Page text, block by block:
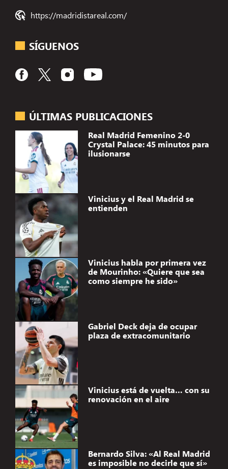
ÚLTIMAS PUBLICACIONES
Real Madrid Femenino 2-0
Crystal Palace: 45 minutos para
ilusionarse
Vinicius y el Real Madrid se
entienden
Vinicius habla por primera vez
de Mourinho: «Quiere que sea
como siempre he sido»
Gabriel Deck deja de ocupar
plaza de extracomunitario
Vinicius está de vuelta… con su
renovación en el aire
Bernardo Silva: «Al Real Madrid
es imposible no decirle que sí»
https://madridistareal.com/
SÍGUENOS